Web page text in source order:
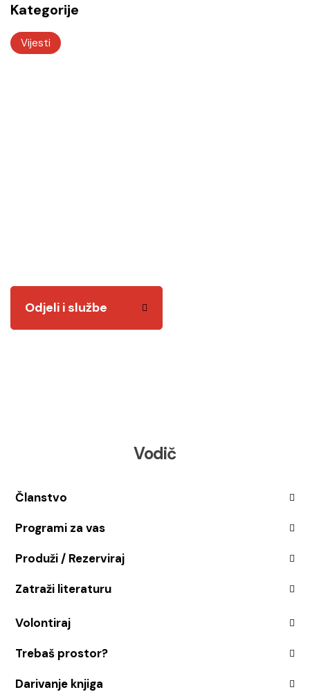
Kategorije
Vijesti
Odjeli i službe
Vodič
Članstvo
Programi za vas
Produži / Rezerviraj
Zatraži literaturu
Volontiraj
Trebaš prostor?
Darivanje knjiga